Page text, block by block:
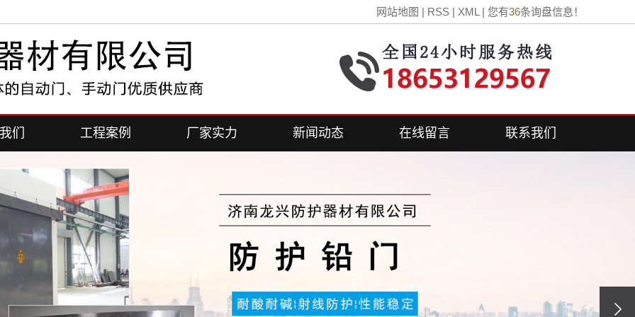
网站地图 | RSS | XML | 您有36条询盘信息！
们
们
工程案例 厂家实力 新闻动态
行业新闻
常见问答
在线留言 联系我们